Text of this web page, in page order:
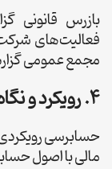
بازرس قانونی
فعالیت‌های
مجمع عمومی
4. رویکرد و نگاه:
حسابرسی رویکردی
مالی با اصول